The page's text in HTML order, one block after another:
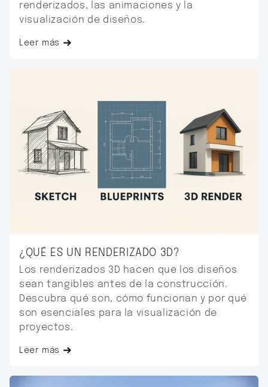
renderizados, las animaciones y la
visualización de diseños.
Leer más
¿QUÉ ES UN RENDERIZADO 3D?
Los renderizados 3D hacen que los diseños
sean tangibles antes de la construcción.
Descubra qué son, cómo funcionan y por qué
son esenciales para la visualización de
proyectos.
Leer más